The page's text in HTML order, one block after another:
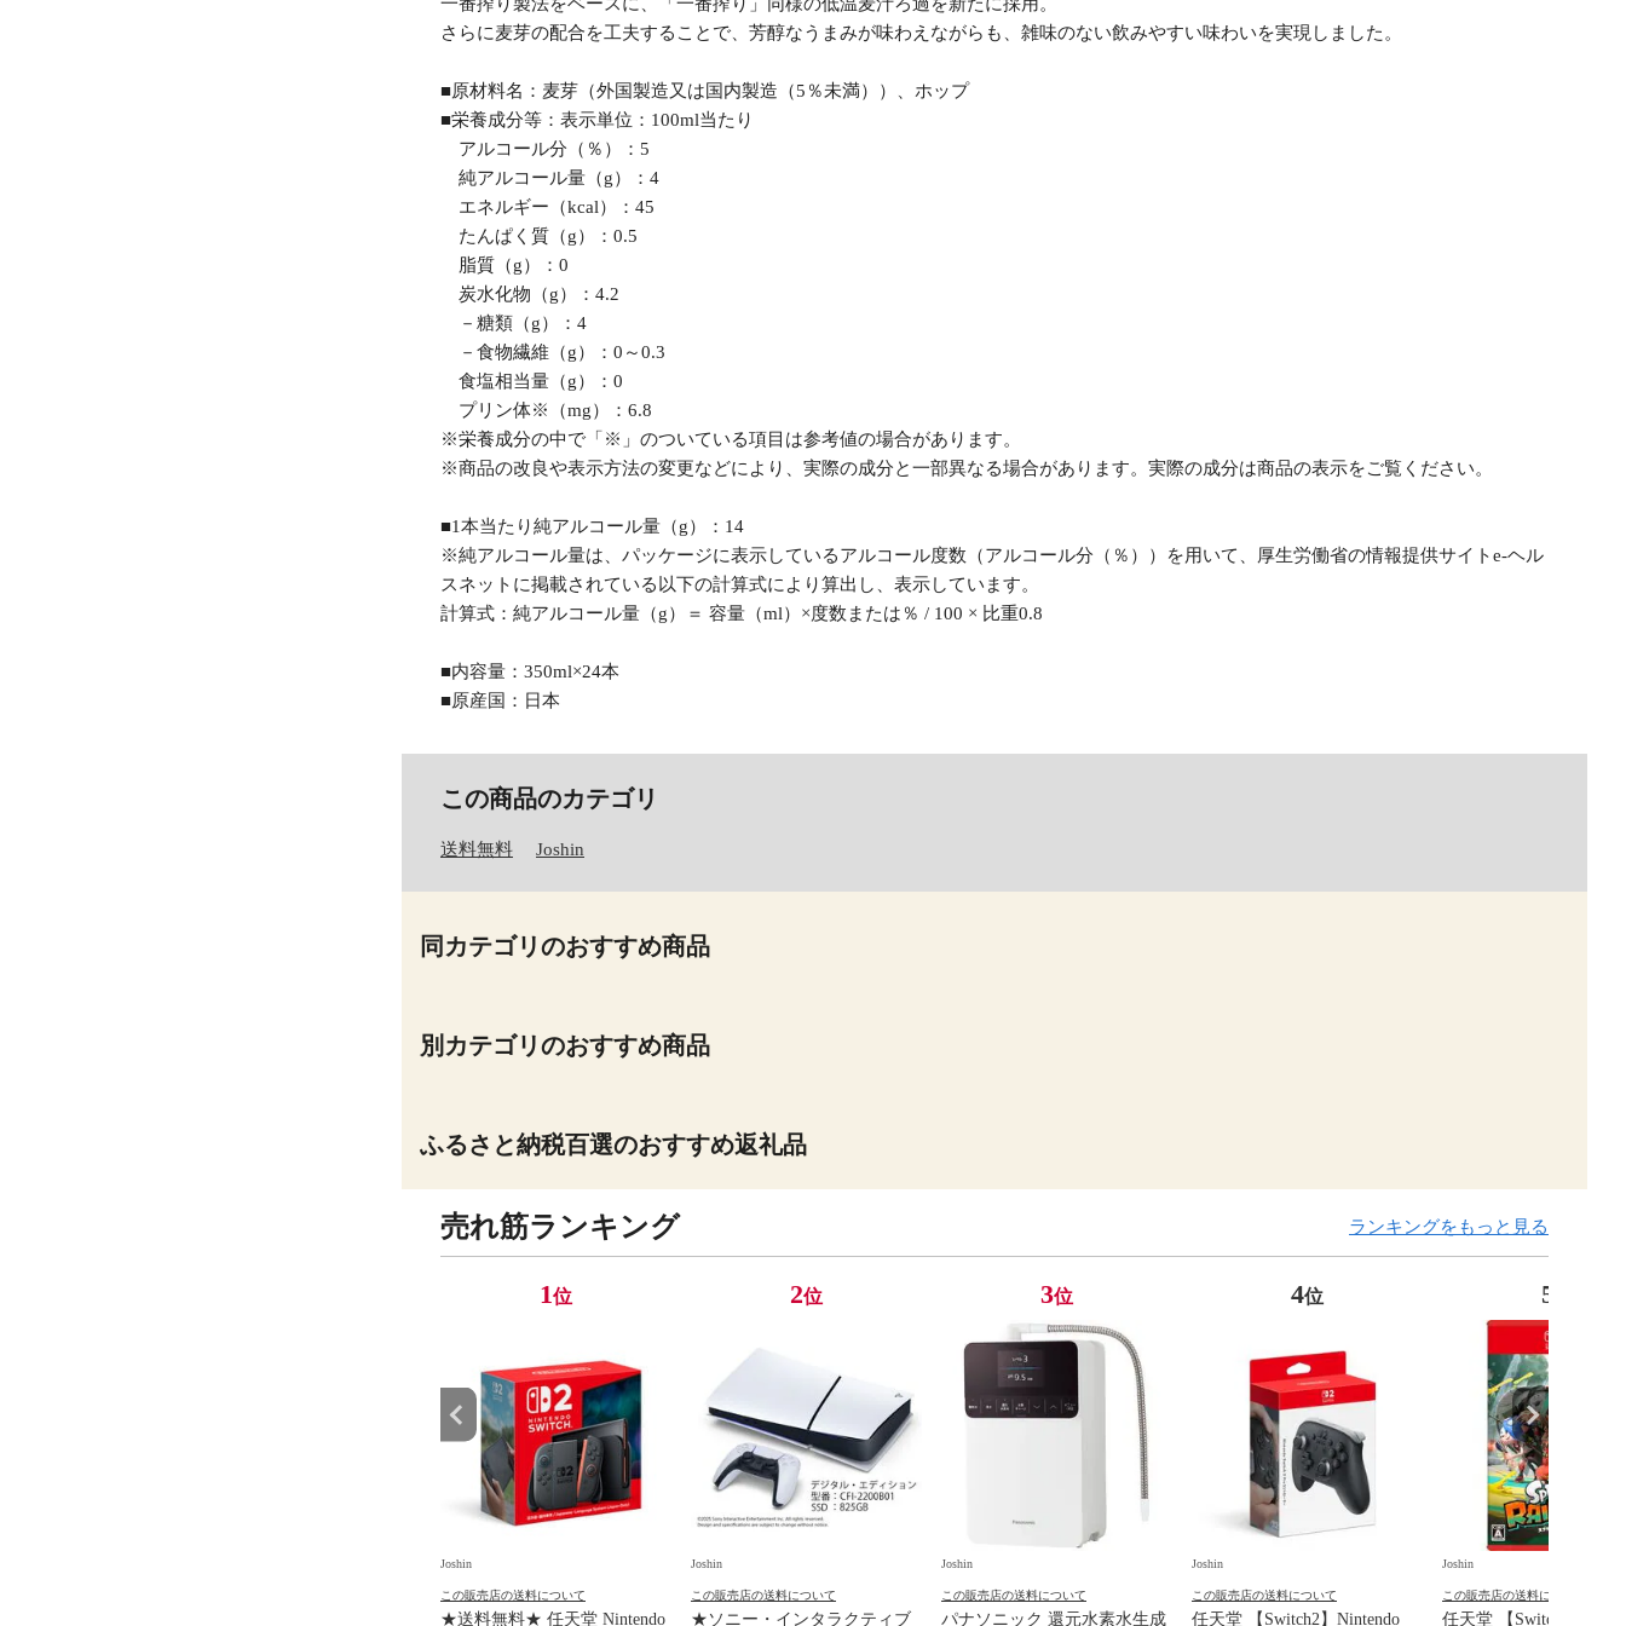
さらに麦芽の配合を工夫することで、芳醇なうまみが味わえながらも、雑味のない飲みやすい味わいを実現しました。
■原材料名：麦芽（外国製造又は国内製造（5％未満））、ホップ
■栄養成分等：表示単位：100ml当たり
アルコール分（％）：5
純アルコール量（g）：4
エネルギー（kcal）：45
たんぱく質（g）：0.5
脂質（g）：0
炭水化物（g）：4.2
－糖類（g）：4
－食物繊維（g）：0～0.3
食塩相当量（g）：0
プリン体※（mg）：6.8
※栄養成分の中で「※」のついている項目は参考値の場合があります。
※商品の改良や表示方法の変更などにより、実際の成分と一部異なる場合があります。実際の成分は商品の表示をご覧ください。
■1本当たり純アルコール量（g）：14
※純アルコール量は、パッケージに表示しているアルコール度数（アルコール分（％））を用いて、厚生労働省の情報提供サイトe-ヘル
スネットに掲載されている以下の計算式により算出し、表示しています。
計算式：純アルコール量（g）＝ 容量（ml）×度数または％ / 100 × 比重0.8
■内容量：350ml×24本
■原産国：日本
この商品のカテゴリ
送料無料 Joshin
同カテゴリのおすすめ商品
別カテゴリのおすすめ商品
ふるさと納税百選のおすすめ返礼品
売れ筋ランキング ランキングをもっと見る
1位
Joshin
この販売店の送料について
★送料無料★ 任天堂 Nintendo
2位
Joshin
この販売店の送料について
★ソニー・インタラクティブ
3位
Joshin
この販売店の送料について
パナソニック 還元水素水生成
4位
Joshin
この販売店の送料について
任天堂 【Switch2】Nintendo
5
Joshin
この販売店の送料について
任天堂 【Switch2】スプ